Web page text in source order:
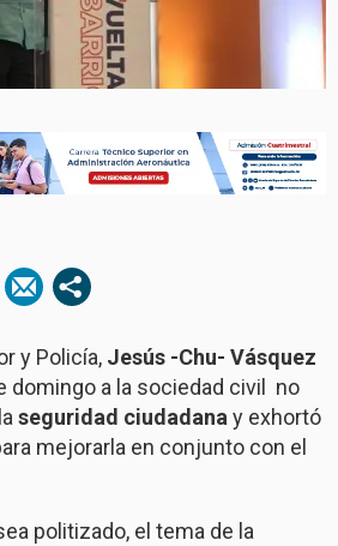
y Policía, Jesús -Chu- Vásquez
domingo a la sociedad civil no
seguridad ciudadanay exhortó
mejorarla en conjunto con el
politizado, el tema de la